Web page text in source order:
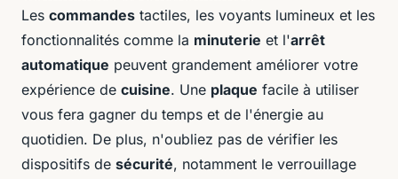
Les commandes tactiles, les voyants lumineux et les
fonctionnalités comme la minuterie et l'arrêt
automatique peuvent grandement améliorer votre
expérience de cuisine. Une plaque facile à utiliser
vous fera gagner du temps et de l'énergie au
quotidien. De plus, n'oubliez pas de vérifier les
dispositifs de sécurité, notamment le verrouillage